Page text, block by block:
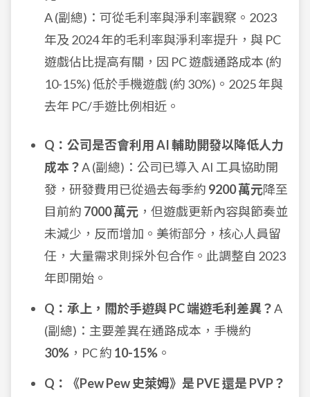
A (副總)：可從毛利率與淨利率觀察。2023
年及 2024 年的毛利率與淨利率提升，與 PC
遊戲佔比提高有關，因 PC 遊戲通路成本 (約
10-15%) 低於手機遊戲 (約 30%)。2025 年與
去年 PC/手遊比例相近。
Q：公司是否會利用 AI 輔助開發以降低人力
成本？A (副總)：公司已導入 AI 工具協助開
發，研發費用已從過去每季約 9200 萬元降至
目前約 7000 萬元 ，但遊戲更新內容與節奏並
未減少，反而增加。美術部分，核心人員留
任，大量需求則採外包合作。此調整自 2023
年即開始。
Q：承上，關於手遊與 PC 端遊毛利差異？A
(副總)：主要差異在通路成本，手機約
30% ，PC 約 10-15% 。
Q：《Pew Pew 史萊姆》是 PVE 還是 PVP？